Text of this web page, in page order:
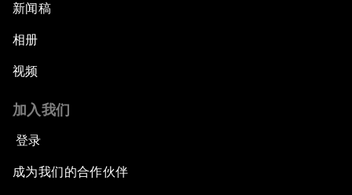
新闻稿
相册
视频
加入我们
登录
成为我们的合作伙伴